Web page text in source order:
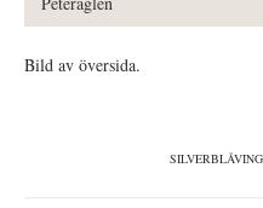
Bild av översida.